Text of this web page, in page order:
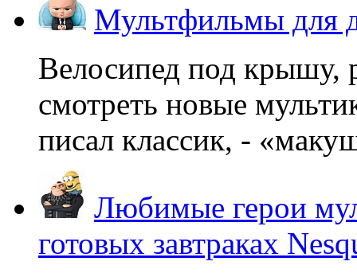
Мультфильмы для
Велосипед под крышу,
смотреть новые
писал классик, -
Любимые герои
готовых завтраках